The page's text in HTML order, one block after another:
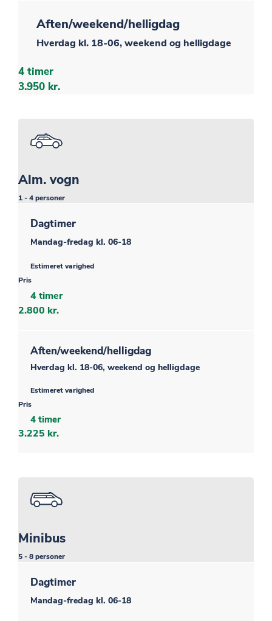
Aften/weekend/helligdag
Hverdag kl. 18-06, weekend og helligdage
4 timer
3.950 kr.
Alm. vogn
1 - 4 personer
Dagtimer
Mandag-fredag kl. 06-18
Estimeret varighed
Pris
4 timer
2.800 kr.
Aften/weekend/helligdag
Hverdag kl. 18-06, weekend og helligdage
Estimeret varighed
Pris
4 timer
3.225 kr.
Minibus
5 - 8 personer
Dagtimer
Mandag-fredag kl. 06-18